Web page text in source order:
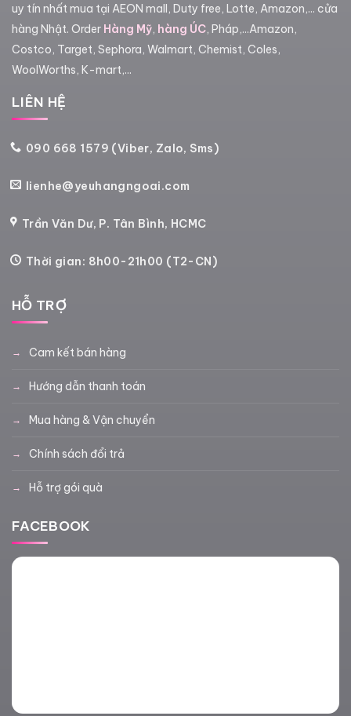
uy tín nhất mua tại AEON mall, Duty free, Lotte, Amazon,... cửa
hàng Nhật. Order Hàng Mỹ, hàng ÚC, Pháp,...Amazon,
Costco, Target, Sephora, Walmart, Chemist, Coles,
WoolWorths, K-mart,...
LIÊN HỆ
090 668 1579 (Viber, Zalo, Sms)
lienhe@yeuhangngoai.com
Trần Văn Dư, P. Tân Bình, HCMC
Thời gian: 8h00-21h00 (T2-CN)
HỖ TRỢ
Cam kết bán hàng
Hướng dẫn thanh toán
Mua hàng & Vận chuyển
Chính sách đổi trả
Hỗ trợ gói quà
FACEBOOK